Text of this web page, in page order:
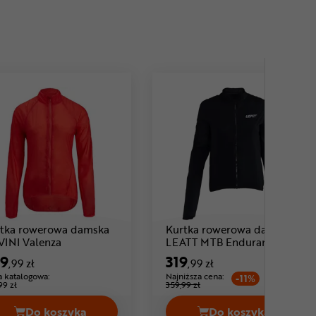
rowerowa damska
Valenza
,99 zł
katalogowa:
zł
Do koszyka
Kurtka rowerowa damska
LEATT MTB Endurance 2.0
319,99 zł
Najniższa cena:
359,99 zł -11%
Do koszyka